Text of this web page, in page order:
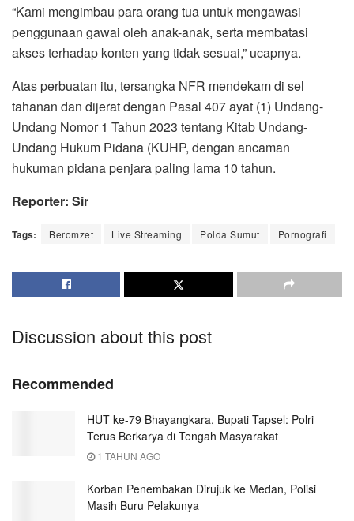
“Kami mengimbau para orang tua untuk mengawasi
penggunaan gawai oleh anak-anak, serta membatasi
akses terhadap konten yang tidak sesuai,” ucapnya.
Atas perbuatan itu, tersangka NFR mendekam di sel
tahanan dan dijerat dengan Pasal 407 ayat (1) Undang-
Undang Nomor 1 Tahun 2023 tentang Kitab Undang-
Undang Hukum Pidana (KUHP, dengan ancaman
hukuman pidana penjara paling lama 10 tahun.
Reporter: Sir
Tags: Beromzet Live Streaming Polda Sumut Pornografi
Discussion about this post
Recommended
HUT ke-79 Bhayangkara, Bupati Tapsel: Polri
Terus Berkarya di Tengah Masyarakat
1 TAHUN AGO
Korban Penembakan Dirujuk ke Medan, Polisi
Masih Buru Pelakunya